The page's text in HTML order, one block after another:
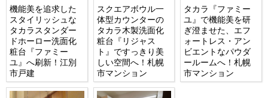
機能美を追求した
スタイリッシュな
タカラスタンダー
ドホーロー洗面化
粧台『ファミー
ユ』へ刷新！江別
市戸建
スクエアボウル一
体型カウンターの
タカラ木製洗面化
粧台『リジャス
ト』ですっきり美
しい空間へ！札幌
市マンション
タカラ『ファミー
ユ』で機能美を研
ぎ澄ませた、エフ
ォートレス・アン
ビエントなパウダ
ールームへ！札幌
市マンション